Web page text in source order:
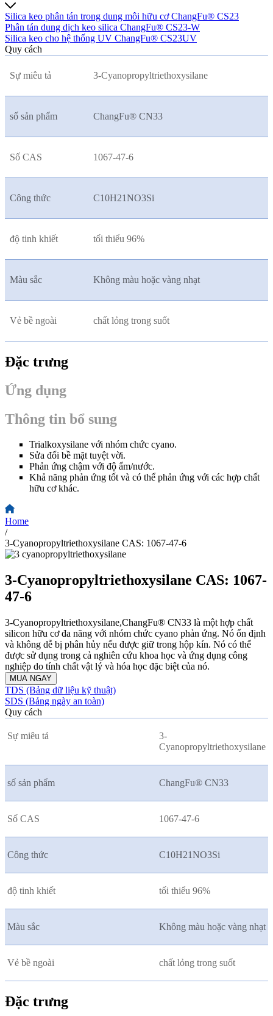
Silica keo phân tán trong dung môi hữu cơ ChangFu® CS23
Phân tán dung dịch keo silica ChangFu® CS23-W
Silica keo cho hệ thống UV ChangFu® CS23UV
Quy cách
Sự miêu tả 3-Cyanopropyltriethoxysilane
số sản phẩm ChangFu® CN33
Số CAS 1067-47-6
Công thức C10H21NO3Si
độ tinh khiết tối thiểu 96%
Màu sắc Không màu hoặc vàng nhạt
Vẻ bề ngoài chất lỏng trong suốt
Đặc trưng
Ứng dụng
Thông tin bổ sung
Trialkoxysilane với nhóm chức cyano.
Sửa đổi bề mặt tuyệt vời.
Phản ứng chậm với độ ẩm/nước.
Khả năng phản ứng tốt và có thể phản ứng với các hợp chất
hữu cơ khác.
Home
/
3-Cyanopropyltriethoxysilane CAS: 1067-47-6
3-Cyanopropyltriethoxysilane CAS: 1067-
47-6
3-Cyanopropyltriethoxysilane,ChangFu® CN33 là một hợp chất
silicon hữu cơ đa năng với nhóm chức cyano phản ứng. Nó ổn định
và không dễ bị phân hủy nếu được giữ trong hộp kín. Nó có thể
được sử dụng trong cả nghiên cứu khoa học và ứng dụng công
nghiệp do tính chất vật lý và hóa học đặc biệt của nó.
MUA NGAY
TDS (Bảng dữ liệu kỹ thuật)
SDS (Bảng ngày an toàn)
Quy cách
Sự miêu tả
3-
Cyanopropyltriethoxysilane
số sản phẩm ChangFu® CN33
Số CAS 1067-47-6
Công thức C10H21NO3Si
độ tinh khiết tối thiểu 96%
Màu sắc Không màu hoặc vàng nhạt
Vẻ bề ngoài chất lỏng trong suốt
Đặc trưng